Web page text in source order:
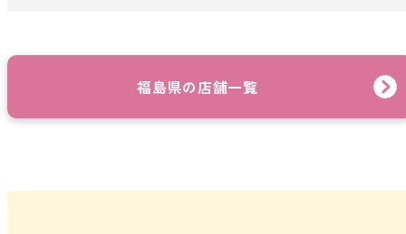
福島県の店舗一覧